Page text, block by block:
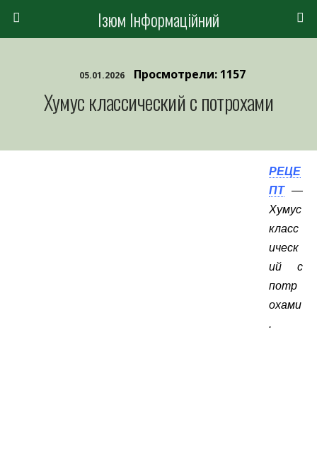
Ізюм Інформаційний
05.01.2026 Просмотрели: 1157
Хумус классический с потрохами
РЕЦЕ
ПТ—
Хумус
класс
ическ
ий с
потр
охами
.